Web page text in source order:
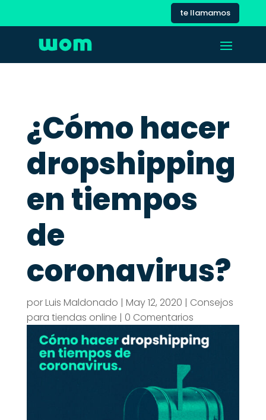
te llamamos
¿Cómo hacer
dropshipping
en tiempos
de
coronavirus?
porLuis Maldonado | May 12, 2020 | Consejos
para tiendas online | 0 Comentarios